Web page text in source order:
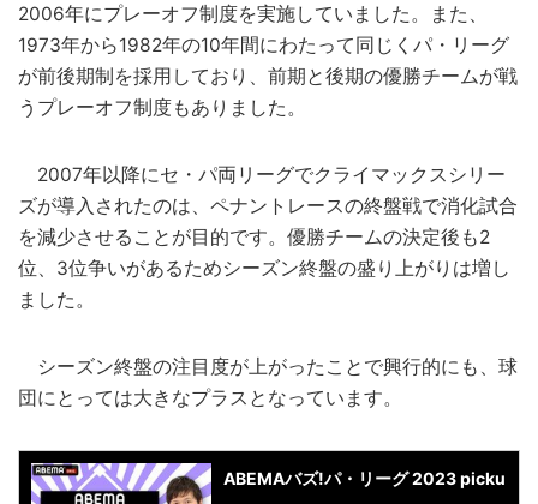
2006年にプレーオフ制度を実施していました。また、
1973年から1982年の10年間にわたって同じくパ・リーグ
が前後期制を採用しており、前期と後期の優勝チームが戦
うプレーオフ制度もありました。
2007年以降にセ・パ両リーグでクライマックスシリー
ズが導入されたのは、ペナントレースの終盤戦で消化試合
を減少させることが目的です。優勝チームの決定後も2
位、3位争いがあるためシーズン終盤の盛り上がりは増し
ました。
シーズン終盤の注目度が上がったことで興行的にも、球
団にとっては大きなプラスとなっています。
ABEMAバズ!パ・リーグ 2023 picku